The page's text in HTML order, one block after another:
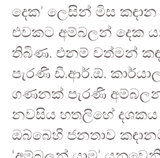
දෙක’ ලෙසින් මිස
එවකට අම්බලන් දෙක
තිබිණ. එනම් වත්මන්
පැරණි ඩී.ආර්.ඕ.
ගණනක් පැරණි අම්බලන්
නවසිය හතලිහේ
ඔබ්බෙහි ජනතාව